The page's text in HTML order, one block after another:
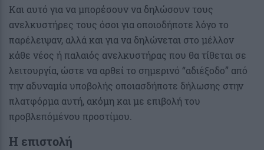
Και αυτό για να μπορέσουν να δηλώσουν τους
ανελκυστήρες τους όσοι για οποιοδήποτε λόγο το
παρέλειψαν, αλλά και για να δηλώνεται στο μέλλον
κάθε νέος ή παλαιός ανελκυστήρας που θα τίθεται σε
λειτουργία, ώστε να αρθεί το σημερινό “αδιέξοδο” από
την αδυναμία υποβολής οποιασδήποτε δήλωσης στην
πλατφόρμα αυτή, ακόμη και με επιβολή του
προβλεπόμένου προστίμου.
Η επιστολή